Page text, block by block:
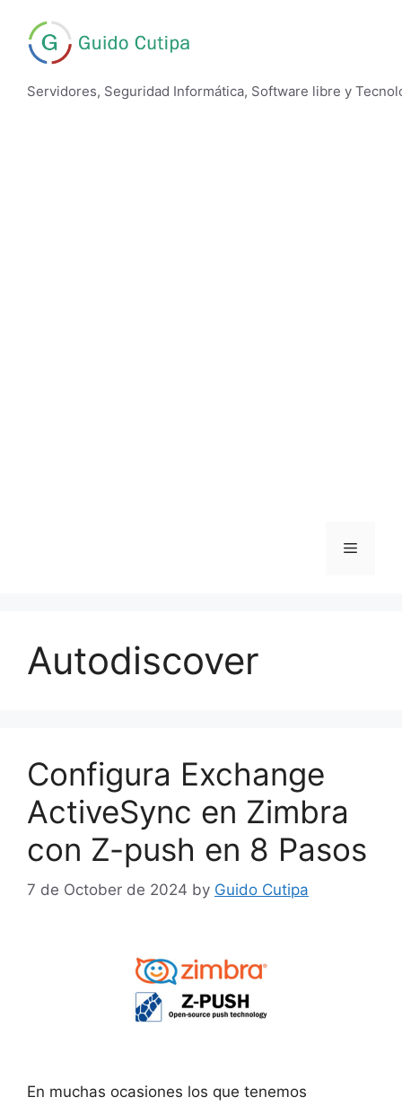
content
Servidores, Seguridad Informática, Software libre y
Menu
Autodiscover
Configura Exchange
ActiveSync en Zimbra
con Z-push en 8 Pasos
7 de October de 2024 by Guido Cutipa
En muchas ocasiones los que tenemos